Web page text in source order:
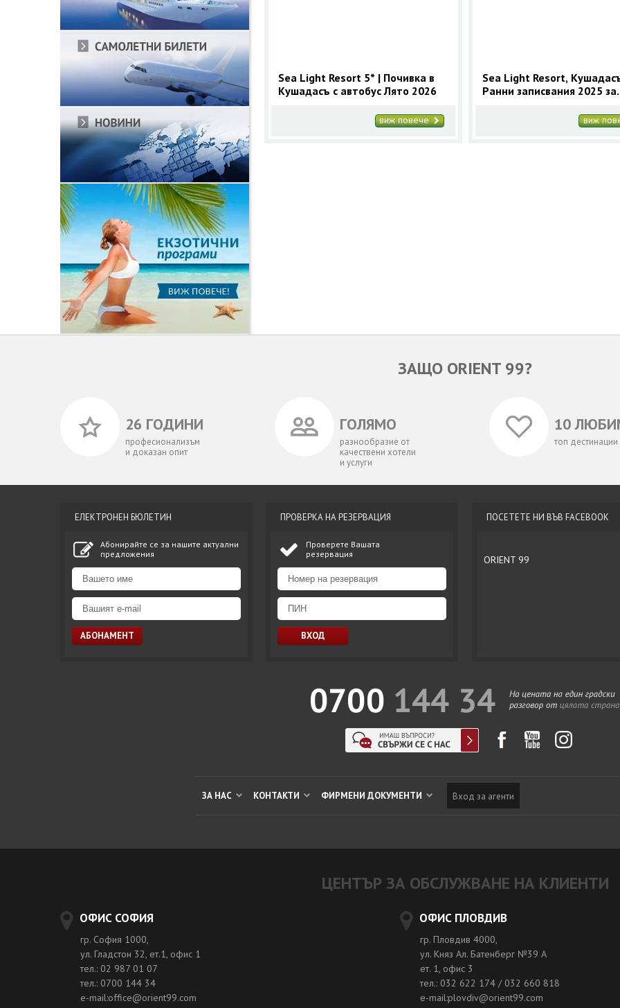
Sea Light Resort 5* | Почивка в
Кушадасъ с автобус Лято 2026
виж повече
Sea Light Resort,
Ранни записвания 2025 за
виж
ЗАЩО ORIENT 99?
26 ГОДИНИ
професионализъм
и доказан опит
ГОЛЯМО
разнообразие от
качествени хотели
и услуги
10
топ дестинации
ЕЛЕКТРОНЕН БЮЛЕТИН
Абонирайте се за нашите актуални
предложения
ПРОВЕРКА НА РЕЗЕРВАЦИЯ
Проверете Вашата
резервация
ПОСЕТЕТЕ НИ ВЪВ FACEBOOK
ORIENT 99
ЗА НАС КОНТАКТИ ФИРМЕНИ ДОКУМЕНТИ Вход за агенти
ЦЕНТЪР ЗА ОБСЛУЖВАНЕ НА КЛИЕНТИ
ОФИС СОФИЯ
гр. София 1000,
ул. Гладстон 32, ет.1, офис 1
тел.: 02 987 01 07
тел.: 0700 144 34
e-mail:office@orient99.com
ОФИС ПЛОВДИВ
гр. Пловдив 4000,
ул. Княз Ал. Батенберг №39 A
ет. 1, офис 3
тел.: 032 622 174 / 032 660 818
e-mail:plovdiv@orient99.com